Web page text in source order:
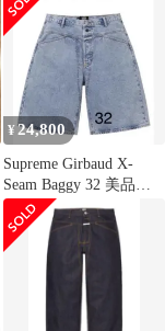
¥ 24,800
Supreme Girbaud X-
Seam Baggy 32 美品
値下げ